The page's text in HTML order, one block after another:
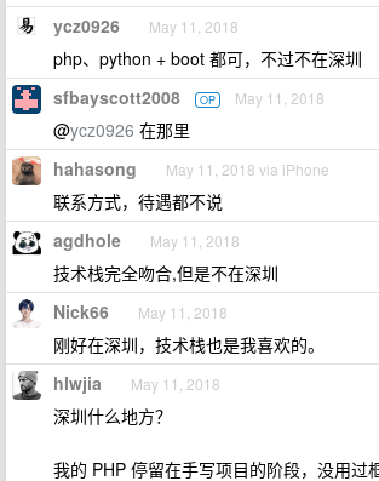
ycz0926 May 11, 2018
php、python + boot 都可，不过不在深圳
sfbayscott2008 OP May 11, 2018
@ycz0926 在那里
hahasong May 11, 2018 via iPhone
联系方式，待遇都不说
agdhole May 11, 2018
技术栈完全吻合,但是不在深圳
Nick66 May 11, 2018
刚好在深圳，技术栈也是我喜欢的。
hlwjia May 11, 2018
深圳什么地方？
我的 PHP 停留在手写项目的阶段，没用过